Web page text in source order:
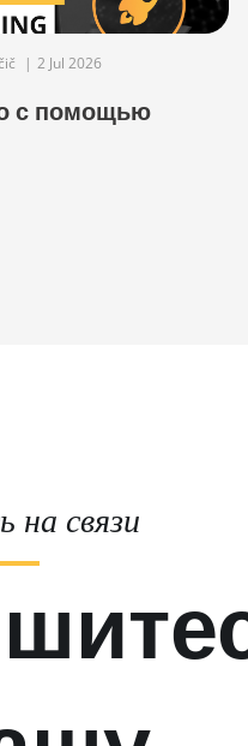
| 2 Jul 2026
с помощью
на связи